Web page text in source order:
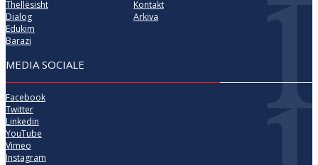
Thellësisht
Dialog
Edukim
Barazi
Kontakt
Arkiva
MEDIA SOCIALE
Facebook
Twitter
Linkedin
YouTube
Vimeo
Instagram